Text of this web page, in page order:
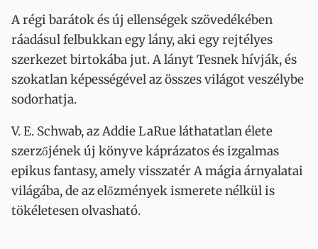
A régi barátok és új ellenségek szövedékében
ráadásul felbukkan egy lány, aki egy rejtélyes
szerkezet birtokába jut. A lányt Tesnek hívják, és
szokatlan képességével az összes világot veszélybe
sodorhatja.
V. E. Schwab, az Addie LaRue láthatatlan élete
szerzőjének új könyve káprázatos és izgalmas
epikus fantasy, amely visszatér A mágia árnyalatai
világába, de az előzmények ismerete nélkül is
tökéletesen olvasható.